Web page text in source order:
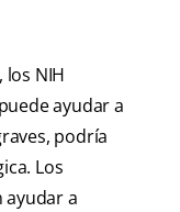
los NIH
ayudar a
podría
Los
a